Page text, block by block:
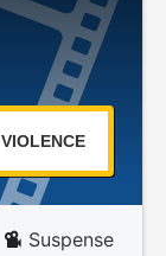
VIOLENCE
Suspense